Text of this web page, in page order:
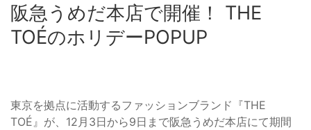
阪急うめだ本店で開催！ THE
TOÉのホリデーPOPUP
東京を拠点に活動するファッションブランド『THE
TOÉ』が、12月3日から9日まで阪急うめだ本店にて期間